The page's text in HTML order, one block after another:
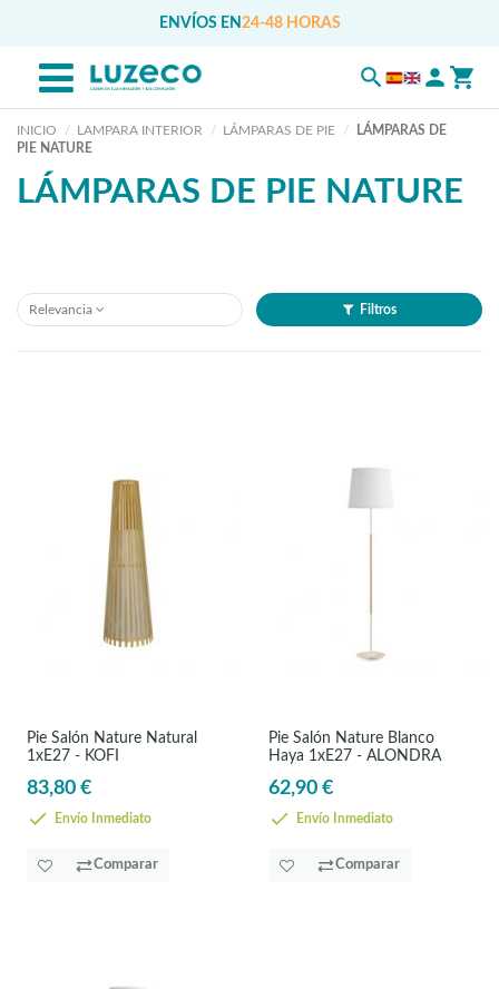
ENVÍOS EN 24-48 HORAS
INICIO LAMPARA INTERIOR LÁMPARAS DE PIE
LÁMPARAS DE
PIE NATURE
LÁMPARAS DE PIE NATURE
Relevancia Filtros
Pie Salón Nature Natural
1xE27 - KOFI
83,80 €
Envío Inmediato
Comparar
Pie Salón Nature Blanco
Haya 1xE27 - ALONDRA
62,90 €
Envío Inmediato
Comparar